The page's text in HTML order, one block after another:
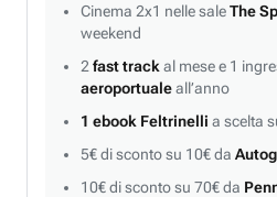
Cinema 2x1 nelle saleThe
weekend
2 fast track al mese e 1
aeroportualeall’anno
1 ebook Feltrinelli a scelta
5€ di sconto su 10€ da
10€ di sconto su 70€ da